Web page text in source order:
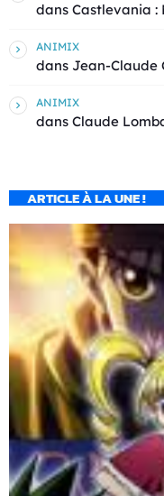
dans Castlevania :
ANIMIX
dans Jean-Claude
ANIMIX
dans Claude
ARTICLE À LA UNE !